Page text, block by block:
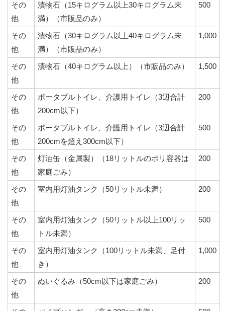
その
他
漬物石（15キログラム以上30キログラム未
満）（市販品のみ）
500
その
他
漬物石（30キログラム以上40キログラム未
満）（市販品のみ）
1,000
その
他
漬物石（40キログラム以上）（市販品のみ） 1,500
その
他
ポータブルトイレ、介護用トイレ（3辺合計
200cm以下）
200
その
他
ポータブルトイレ、介護用トイレ（3辺合計
200cmを超え300cm以下）
500
その
他
灯油缶（金属製）（18リットルのポリ容器は
家庭ごみ）
200
その
他
室内用灯油タンク（50リットル未満） 200
その
他
室内用灯油タンク（50リットル以上100リッ
トル未満）
500
その
他
室内用灯油タンク（100リットル未満、足付
き）
1,000
その
他
ぬいぐるみ（50cm以下は家庭ごみ） 200